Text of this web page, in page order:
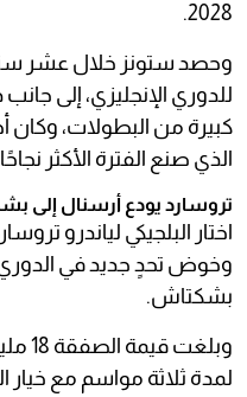
2028.
وحصد ستونز خلال عشر
للدوري الإنجليزي، إلى
كبيرة من البطولات، وكان
الذي صنع الفترة الأكثر
تروسارد يودع أرسنال إلى
اختار البلجيكي لياندرو
وخوض تحدٍ جديد في الدوري
بشكتاش.
لمدة ثلاثة مواسم مع خيار